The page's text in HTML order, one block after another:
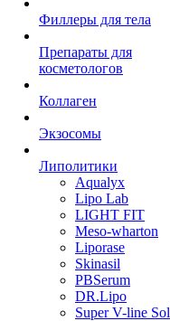
Филлеры для тела
Препараты для
косметологов
Коллаген
Экзосомы
Липолитики
Aqualyx
Lipo Lab
LIGHT FIT
Meso-wharton
Liporase
Skinasil
PBSerum
DR.Lipo
Super V-line Sol